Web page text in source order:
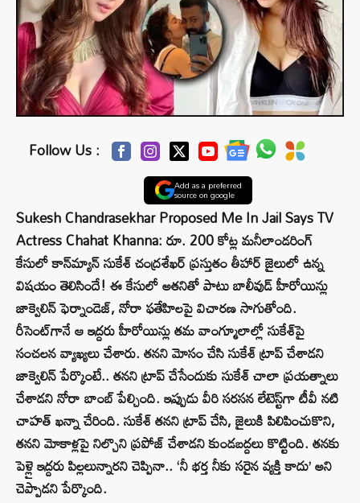
Follow Us :
Add as a preferred
source on google
Sukesh Chandrasekhar Proposed Me In Jail Says TV
Actress Chahat Khanna: రూ. 200 కోట్ల మనీలాండరింగ్
కేసులో కాన్‌మ్యాన్ సుకేశ్ చంద్రశేఖర్ ప్రస్తుతం తీహార్ జైలులో ఉన్న
విషయం తెలిసిందే! ఈ కేసులో అతనితో పాటు బాలీవుడ్ హీరోయిన్లు
జాక్వెలిన్ ఫెర్నాండెజ్, నోరా ఫతేహిలపై విచారణ సాగుతోంది.
రీసెంట్‌గానే ఆ ఇద్దరు హీరోయిన్లు తమ వాంగ్మూలాల్లో సుకేశ్‌పై
సంచలన వ్యాఖ్యలు చేశారు. తనని మోసం చేసి సుకేశ్ ట్రాప్ చేశాడని
జాక్వెలిన్ పేర్కొంటే.. తనని ట్రాప్ చేసేందుకు సుకేశ్ చాలా ప్రయత్నాలు
చేశాడని నోరా బాంబ్ పేల్చింది. ఇప్పుడు వీరి సరసన లేటెస్ట్‌గా టీవీ నటి
చాహత్ ఖన్నా చేరింది. సుకేశ్ తనని ట్రాప్ చేసి, జైలుకి పిలిపించుకొని,
తనని మోకాళ్లపై నిల్చొని ప్రపోజ్ చేశాడని కుండబద్దలు కొట్టింది. తనకు
పెళ్లై ఇద్దరు పిల్లలున్నారని చెప్పినా.. ‘నీ భర్త నీకు సరైన వ్యక్తి కాదు’ అని
చెప్పాడని పేర్కొంది.